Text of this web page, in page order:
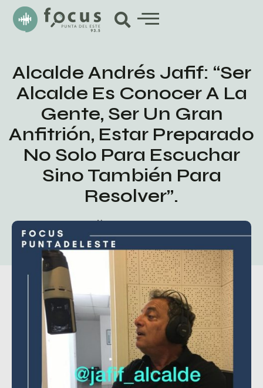
Alcalde Andrés Jafif: “Ser
Alcalde Es Conocer A La
Gente, Ser Un Gran
Anfitrión, Estar Preparado
No Solo Para Escuchar
Sino También Para
Resolver”.
marzo 12, 2020